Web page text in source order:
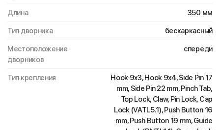
Длина 350 мм
Тип дворника бескаркасный
Местоположение
дворников
спереди
Тип крепления
Hook 9x3, Hook 9x4, Side Pin 17
mm, Side Pin 22 mm, Pinch Tab,
Top Lock, Claw, Pin Lock, Cap
Lock (VATL5.1), Push Button 16
mm, Push Button 19 mm, Guide